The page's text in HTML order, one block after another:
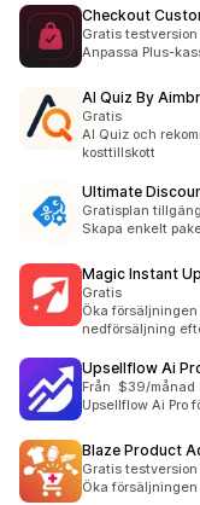
Checkout
Gratis
Anpassa Plus-
AI Quiz By
Gratis
AI Quiz och
kosttillskott
Ultimate
Gratisplan
Skapa enkelt
Magic Instant
Gratis
Öka
nedförsäljning
Upsellflow Ai
Från $39/månad
Upsellflow Ai Pro
Blaze Product
Gratis
Öka